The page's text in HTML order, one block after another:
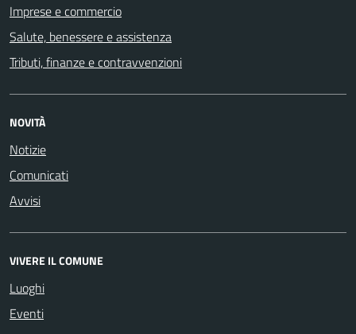
Imprese e commercio
Salute, benessere e assistenza
Tributi, finanze e contravvenzioni
NOVITÀ
Notizie
Comunicati
Avvisi
VIVERE IL COMUNE
Luoghi
Eventi